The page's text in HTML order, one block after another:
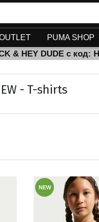
PUMA SHOP
& HEY DUDE с код:
- T-shirts
NEW